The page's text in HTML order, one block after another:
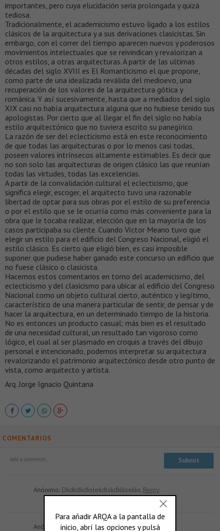
importantes, pero cuya elucidación seria prolongada y quizá
tediosa.
Tradicionalmente, el academicismo estuvo ligado a los estilos
clásicos de la arquitectura y a sus derivaciones clasicistas. Sin
embargo, con el correr del tiempo aparecen nuevos y poderosos
movimientos intelectuales que se reivindican y revalorizan a
otros estilos, a otras arquitecturas. A partir de las ultimas
décadas del siglo XVIII es El Romanticismo el que propone,
como parte de una idealizada reválida del medioevo, una
recuperación de los valores de la arquitectura gótica y
románica. Y así sucesivamente, hasta que a mediados del siglo
XIX casi no había arquitectura alguna que no hubiese tenido sus
apologistas. Por cierto que al llegar el fin del siglo no había
estilo arquitectónico que no tuviera escrito su panegírico.
La razón de ser del eclecticismo está en este reconocimiento
de que todas las arquitecturas o por lo menos casi todas,
poseen valores intrínsecos altamente estimables. Es decir que
no son solo las arquitecturas de origen clásico las que reunían
todas las virtudes, todas las excelencias.
A partir de la convalidación cultural el eclecticismo, que
significa elegir, escoger, el arquitecto tuvo una razonable
libertad de optar para sus obras por el estilo de su preferencia
o por el estilo que se le ocurría como más conveniente para la
obra que le tocaba realizar, elección que en la mayoría de los
casos participaba su cliente. Cuando Víctor Meano tuvo que
elegir un estilo para el edificio del Congreso Nacional, eligió el
estilo clásico. Es cierto que eligió bien, es casi imposible
suponer que pudiese haber ganado este concurso un edificio que
no fuese clásico o clasicista.
Hacemos estos comentarios en torno del academicismo, del
eclecticismo y del clasicismo para ubicar al edificio del Congreso
Nacional como un objeto cultural cierto, auténtico y legítimo,
característico de una manera particular de sentir, de pensar y de
hacer la arquitectura, en un determinado tiempo de la historia.
No es entonces un producto casual; más bien es el resultado
de una necesidad cultural, un resultado tan vigoroso como
lógico, el cual al ser plasmado en croquis a través del dibujo
personal e intencionado, podemos interpretar su arquitectura
revalorizando el patrimonio arquitectónico desde otro punto de
vista, como arquitecto y artista.
Arq. Jorge Ignacio Quintana
COMENTARIOS
Anónimo: Dkdkdkdkslekdlskdklksekks Reply
Anónimo: Hola Reply